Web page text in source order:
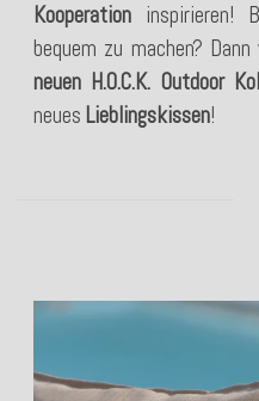
Kooperation inspirieren!
bequem zu machen?
neuen H.O.C.K. Outdoor
neues Lieblingskissen!